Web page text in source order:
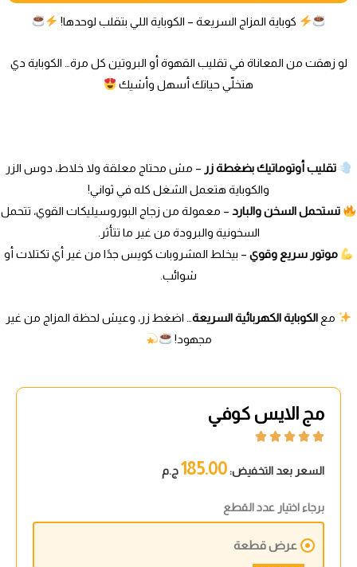
كوباية المزاج السريعة – الكوباية اللي بتقلب لوحدها!
لو زهقت من المعاناة في تقليب القهوة أو البروتين كل مرة… الكوباية دي
هتخلّي حياتك أسهل وأشيك
تقليب أوتوماتيك بضغطة زر – مش محتاج معلقة ولا خلاط، دوس الزر
والكوباية هتعمل الشغل كله في ثواني!
تستحمل السخن والبارد– معمولة من زجاج البوروسيليكات القوي، تتحمل
السخونية والبرودة من غير ما تتأثر.
موتور سريع وقوي – بيخلط المشروبات كويس جدًا من غير أي تكتلات أو
شوائب.
مع الكوباية الكهربائية السريعة… اضغط زر، وعيش لحظة المزاج من غير
مجهود!
مج الايس كوفي





السعر بعد التخفيض:185.00ج.م
برجاء اختيار عدد القطع
عرض قطعة